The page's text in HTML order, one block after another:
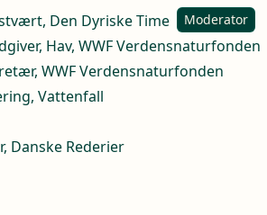
Den Dyriske Time Moderator
Hav, WWF Verdensnaturfonden
WWF Verdensnaturfonden
Vattenfall
Danske Rederier